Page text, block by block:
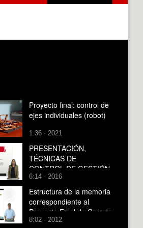
Proyecto final: control de
ejes individuales (robot)
1:36 · 2021
PRESENTACIÓN,
TÉCNICAS DE
CONTROL DE GESTIÓN
6:14 · 2016
Estructura de la memoria
correspondiente al
Proyecto Final de Carrera
(PFC)
8:02 · 2012